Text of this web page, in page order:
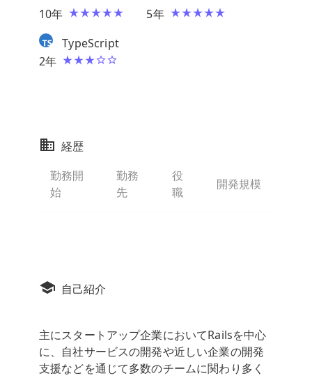
10年
5年
2年
TypeScript
経歴
勤務開
始
勤務
先
役
職
開発規模
自己紹介
主にスタートアップ企業においてRailsを中心
に、自社サービスの開発や近しい企業の開発
支援などを通じて多数のチームに関わり多く